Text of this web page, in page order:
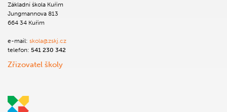
Základní škola Kuřim
Jungmannova 813
664 34 Kuřim
e-mail: skola@zskj.cz
telefon: 541 230 342
Zřizovatel školy